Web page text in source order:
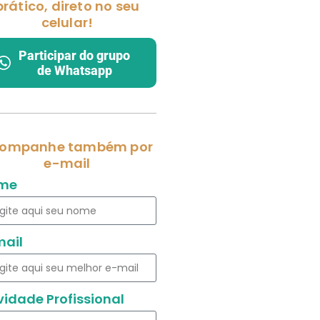
direto no seu
celular!
Participar do grupo
de Whatsapp
também por
e-mail
Profissional